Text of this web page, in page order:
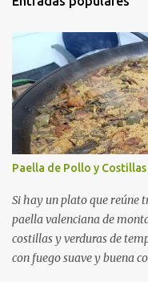
Paella de Pollo y
Si hay un plato que reúne
paella valenciana de
costillas y verduras de
con fuego suave y buena